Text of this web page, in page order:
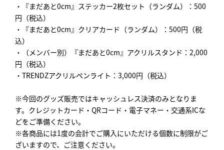
・『まだあと0cm』ステッカー2枚セット（ランダム）：500
円（税込）
・『まだあと0cm』クリアカード（ランダム）：500円（税
込）
・（メンバー別）『まだあと0cm』アクリルスタンド：2,000
円（税込）
・TRENDZアクリルペンライト：3,000円（税込）
※今回のグッズ販売ではキャッシュレス決済のみとなりま
す。クレジットカード・QRコード・電子マネー・交通系ICな
どをご準備ください。
※各商品には1度の会計でご購入にいただける個数に制限がご
ざいますので、ご注意ください。